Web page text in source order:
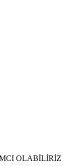
OLABİLİRİZ